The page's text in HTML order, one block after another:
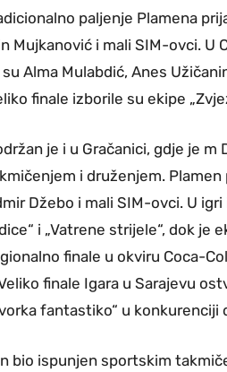
paljenje Plamena
Mujkanović i mali SIM-ovci. U
Alma Mulabdić, Anes
finale izborile su ekipe
je i u Gračanici, gdje je
i druženjem.
Džebo i mali SIM-ovci. U
i „Vatrene strijele“, dok je
finale u okviru Coca-
finale Igara u Sarajevu
fantastiko“ u konkurenciji
bio ispunjen sportskim